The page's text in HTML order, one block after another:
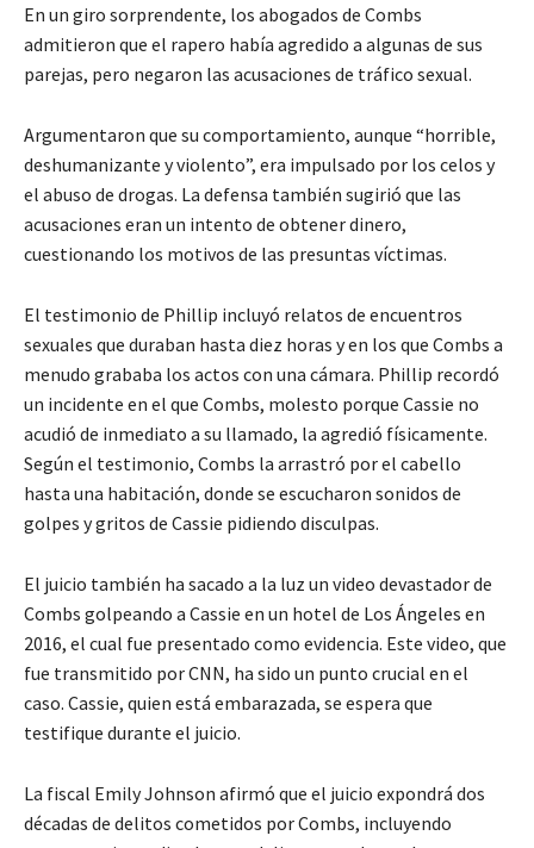
En un giro sorprendente, los abogados de Combs
admitieron que el rapero había agredido a algunas de sus
parejas, pero negaron las acusaciones de tráfico sexual.
Argumentaron que su comportamiento, aunque “horrible,
deshumanizante y violento”, era impulsado por los celos y
el abuso de drogas. La defensa también sugirió que las
acusaciones eran un intento de obtener dinero,
cuestionando los motivos de las presuntas víctimas.
El testimonio de Phillip incluyó relatos de encuentros
sexuales que duraban hasta diez horas y en los que Combs a
menudo grababa los actos con una cámara. Phillip recordó
un incidente en el que Combs, molesto porque Cassie no
acudió de inmediato a su llamado, la agredió físicamente.
Según el testimonio, Combs la arrastró por el cabello
hasta una habitación, donde se escucharon sonidos de
golpes y gritos de Cassie pidiendo disculpas.
El juicio también ha sacado a la luz un video devastador de
Combs golpeando a Cassie en un hotel de Los Ángeles en
2016, el cual fue presentado como evidencia. Este video, que
fue transmitido por CNN, ha sido un punto crucial en el
caso. Cassie, quien está embarazada, se espera que
testifique durante el juicio.
La fiscal Emily Johnson afirmó que el juicio expondrá dos
décadas de delitos cometidos por Combs, incluyendo